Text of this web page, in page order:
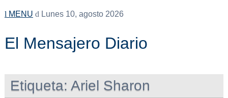
MENU Lunes 10, agosto 2026
El Mensajero Diario
Etiqueta: Ariel Sharon